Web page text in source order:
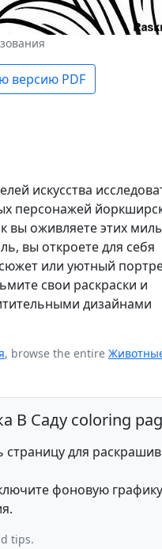
версию PDF
искусства
персонажей
вы оживляете этих
вы откроете для себя
или уютный
свои раскраски и
дизайнами
, browse the entire
В Саду coloring
для
фоновую
tips.